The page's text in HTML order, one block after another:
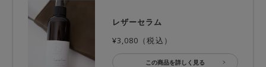
レザーセラム
¥3,080（税込）
この商品を詳しく見る